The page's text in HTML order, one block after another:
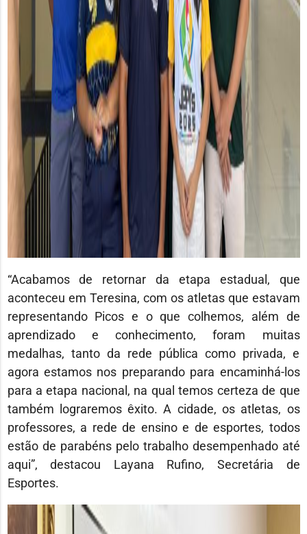
“Acabamos de retornar da etapa estadual, que
aconteceu em Teresina, com os atletas que estavam
representando Picos e o que colhemos, além de
aprendizado e conhecimento, foram muitas
medalhas, tanto da rede pública como privada, e
agora estamos nos preparando para encaminhá-los
para a etapa nacional, na qual temos certeza de que
também lograremos êxito. A cidade, os atletas, os
professores, a rede de ensino e de esportes, todos
estão de parabéns pelo trabalho desempenhado até
aqui”, destacou Layana Rufino, Secretária de
Esportes.